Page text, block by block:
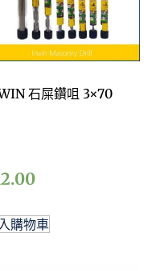
石屎鑽咀 3×70
購物車